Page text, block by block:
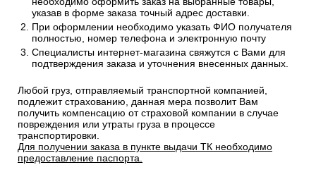
указав в форме заказа точный адрес доставки.
При оформлении необходимо указать ФИО получателя
полностью, номер телефона и электронную почту
Специалисты интернет-магазина свяжутся с Вами для
подтверждения заказа и уточнения внесенных данных.
Любой груз, отправляемый транспортной компанией,
подлежит страхованию, данная мера позволит Вам
получить компенсацию от страховой компании в случае
повреждения или утраты груза в процессе
транспортировки.
Для получении заказа в пункте выдачи ТК необходимо
предоставление паспорта.